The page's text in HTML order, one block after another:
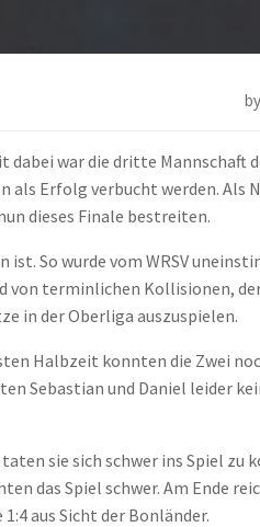
by
war die dritte Mannschaft
als Erfolg verbucht werden. Als
dieses Finale bestreiten.
So wurde vom WRSV
von terminlichen Kollisionen,
in der Oberliga auszuspielen.
Halbzeit konnten die Zwei
Sebastian und Daniel leider
sie sich schwer ins Spiel zu
das Spiel schwer. Am Ende
aus Sicht der Bonländer.